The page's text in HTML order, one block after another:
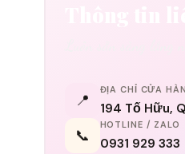
Thông tin
📍
ĐỊA CHỈ CỬA
194 Tố Hữu,
📞
HOTLINE / ZALO
0931 929 333